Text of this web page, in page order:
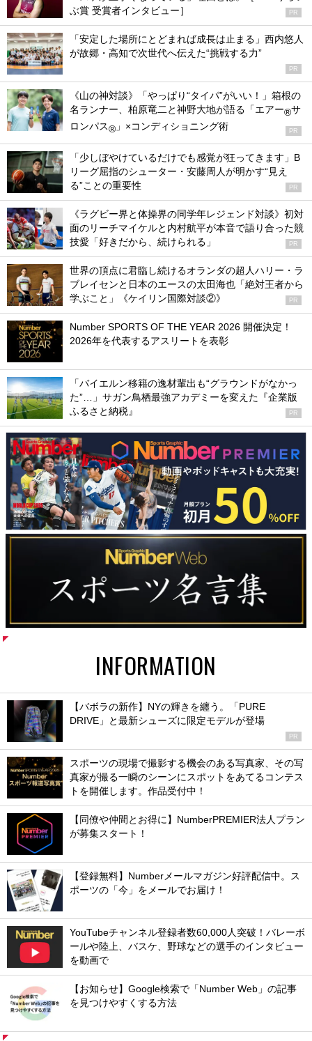
ぶ賞 受賞者インタビュー］
PR
「安定した場所にとどまれば成長は止まる」西内悠人
が故郷・高知で次世代へ伝えた“挑戦する力”
PR
《山の神対談》「やっぱり“タイパ”がいい！」箱根の
名ランナー、柏原竜二と神野大地が語る「エアー®サ
ロンパス® 」×コンディショニング術 PR
「少しぼやけているだけでも感覚が狂ってきます」B
リーグ屈指のシューター・安藤周人が明かす“見え
る”ことの重要性
PR
《ラグビー界と体操界の同学年レジェンド対談》初対
面のリーチマイケルと内村航平が本音で語り合った競
技愛「好きだから、続けられる」
PR
世界の頂点に君臨し続けるオランダの超人ハリー・ラ
ブレイセンと日本のエースの太田海也「絶対王者から
学ぶこと」《ケイリン国際対談②》
PR
Number SPORTS OF THE YEAR 2026 開催決定！
2026年を代表するアスリートを表彰
「バイエルン移籍の逸材輩出も“グラウンドがなかっ
た”…」サガン鳥栖最強アカデミーを変えた『企業版
ふるさと納税』
PR
INFORMATION
【バボラの新作】NYの輝きを纏う。「PURE
DRIVE」と最新シューズに限定モデルが登場
PR
スポーツの現場で撮影する機会のある写真家、その写
真家が撮る一瞬のシーンにスポットをあてるコンテス
トを開催します。作品受付中！
【同僚や仲間とお得に】NumberPREMIER法人プラン
が募集スタート！
【登録無料】Numberメールマガジン好評配信中。ス
ポーツの「今」をメールでお届け！
YouTubeチャンネル登録者数60,000人突破！バレーボ
ールや陸上、バスケ、野球などの選手のインタビュー
を動画で
【お知らせ】Google検索で「Number Web」の記事
を見つけやすくする方法